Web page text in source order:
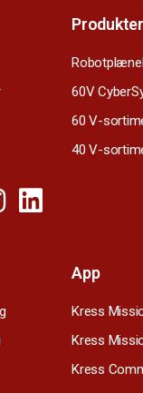
Produkter
60V
60 V-
40 V-
App
Kress
Kress
Kress